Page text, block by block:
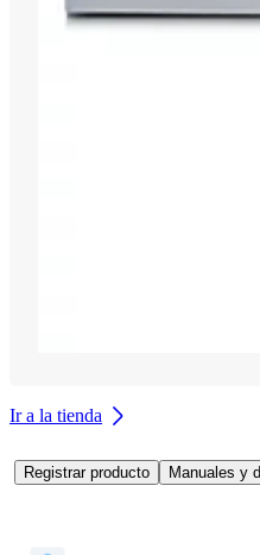
Ir a la tienda
Registrar producto Manuales y